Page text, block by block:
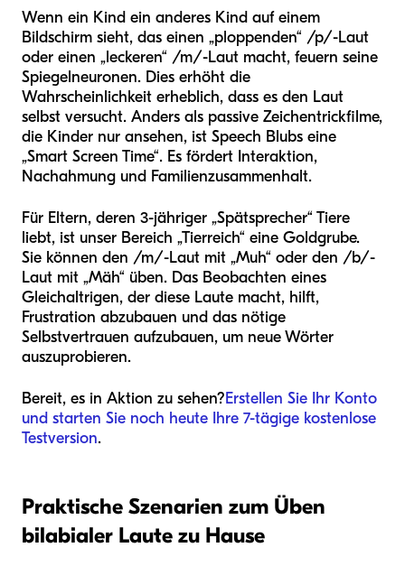
Wenn ein Kind ein anderes Kind auf einem
Bildschirm sieht, das einen „ploppenden“ /p/-Laut
oder einen „leckeren“ /m/-Laut macht, feuern seine
Spiegelneuronen. Dies erhöht die
Wahrscheinlichkeit erheblich, dass es den Laut
selbst versucht. Anders als passive Zeichentrickfilme,
die Kinder nur ansehen, ist Speech Blubs eine
„Smart Screen Time“. Es fördert Interaktion,
Nachahmung und Familienzusammenhalt.
Für Eltern, deren 3-jähriger „Spätsprecher“ Tiere
liebt, ist unser Bereich „Tierreich“ eine Goldgrube.
Sie können den /m/-Laut mit „Muh“ oder den /b/-
Laut mit „Mäh“ üben. Das Beobachten eines
Gleichaltrigen, der diese Laute macht, hilft,
Frustration abzubauen und das nötige
Selbstvertrauen aufzubauen, um neue Wörter
auszuprobieren.
Bereit, es in Aktion zu sehen?Erstellen Sie Ihr Konto
und starten Sie noch heute Ihre 7-tägige kostenlose
Testversion.
Praktische Szenarien zum Üben
bilabialer Laute zu Hause